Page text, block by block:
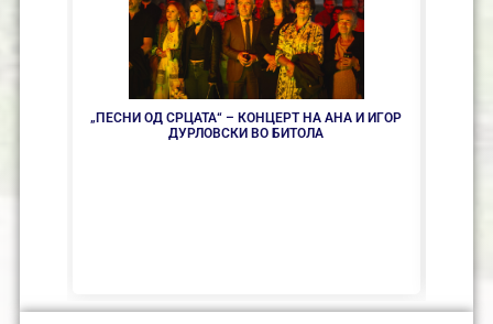
„ПЕСНИ ОД СРЦАТА“ – КОНЦЕРТ НА АНА И ИГОР
ДУРЛОВСКИ ВО БИТОЛА